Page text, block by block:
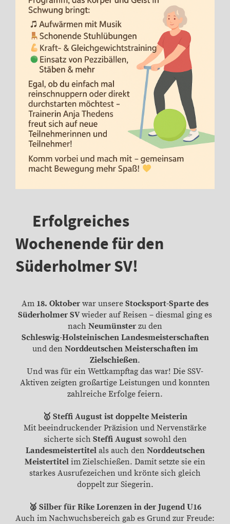
Erfolgreiches
Wochenende für den
Süderholmer SV!
Am 18. Oktober war unsere Stocksport-Sparte des
Süderholmer SVwieder auf Reisen – diesmal ging es
nach Neumünster zu den
Schleswig-Holsteinischen Landesmeisterschaften
und den Norddeutschen Meisterschaften im
Zielschießen.
Und was für ein Wettkampftag das war! Die SSV-
Aktiven zeigten großartige Leistungen und konnten
zahlreiche Erfolge feiern.
🥇 Steffi August ist doppelte Meisterin
Mit beeindruckender Präzision und Nervenstärke
sicherte sich Steffi Augustsowohl den
Landesmeistertitelals auch den Norddeutschen
Meistertitel im Zielschießen. Damit setzte sie ein
starkes Ausrufezeichen und krönte sich gleich
doppelt zur Siegerin.
🥈 Silber für Rike Lorenzen in der Jugend U16
Auch im Nachwuchsbereich gab es Grund zur Freude: